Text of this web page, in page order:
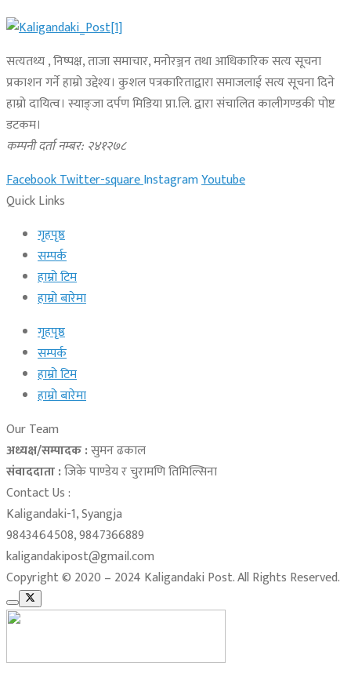
सत्यतथ्य , निष्पक्ष, ताजा समाचार, मनोरञ्जन तथा आधिकारिक सत्य सूचना
प्रकाशन गर्ने हाम्रो उद्देश्य। कुशल पत्रकारिताद्वारा समाजलाई सत्य सूचना दिने
हाम्रो दायित्व। स्याङ्जा दर्पण मिडिया प्रा.लि. द्वारा संचालित कालीगण्डकी पोष्ट
डटकम।
कम्पनी दर्ता नम्बर: २४१२७८
FacebookTwitter-squareInstagramYoutube
Quick Links
गृहपृष्ठ
सम्पर्क
हाम्रो टिम
हाम्रो बारेमा
गृहपृष्ठ
सम्पर्क
हाम्रो टिम
हाम्रो बारेमा
Our Team
अध्यक्ष/सम्पादक :सुमन ढकाल
संवाददाता :जिके पाण्डेय र चुरामणि तिमिल्सिना
Contact Us :
Kaligandaki-1, Syangja
9843464508, 9847366889
kaligandakipost@gmail.com
Copyright © 2020 – 2024 Kaligandaki Post. All Rights Reserved.